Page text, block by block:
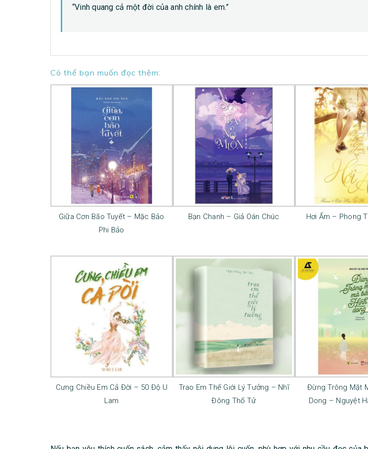
“Vinh quang cả một đời của anh chính là em.”
Có thể bạn muốn đọc thêm:
Giữa Cơn Bão Tuyết – Mặc Bảo
Phi Bảo
Bạn Chanh – Giả Oán Chúc Hơi Ấm – Phong
Cưng Chiều Em Cả Đời – 50 Độ U
Lam
Trao Em Thế Giới Lý Tưởng – Nhĩ
Đông Thố Tử
Đừng Trông Mặt
Dong – Nguyệt